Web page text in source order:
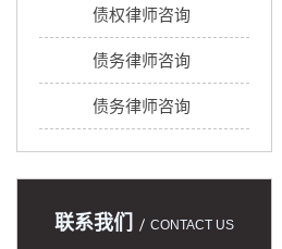
债权律师咨询
债务律师咨询
债务律师咨询
联系我们 CONTACT US